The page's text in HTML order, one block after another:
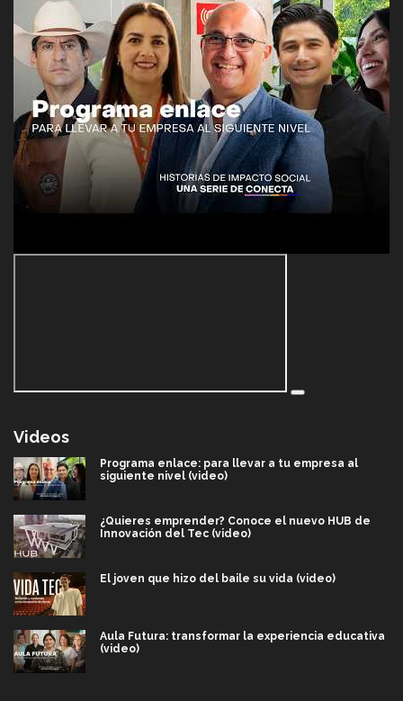
Videos
Programa enlace: para llevar a tu empresa al
siguiente nivel (video)
¿Quieres emprender? Conoce el nuevo HUB de
Innovación del Tec (video)
El joven que hizo del baile su vida (video)
Aula Futura: transformar la experiencia educativa
(video)